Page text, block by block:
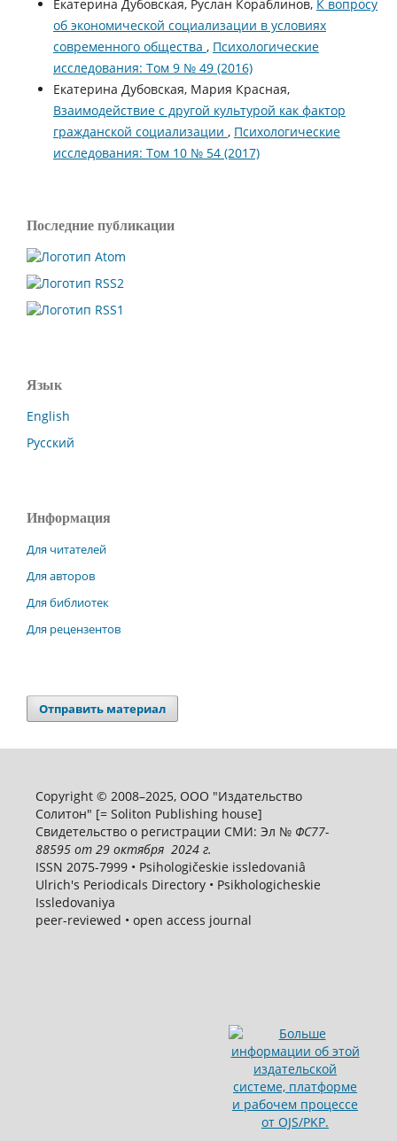
Екатерина Дубовская, Руслан Кораблинов, К вопросу
об экономической социализации в условиях
современного общества , Психологические
исследования: Том 9 № 49 (2016)
Екатерина Дубовская, Мария Красная,
Взаимодействие с другой культурой как фактор
гражданской социализации , Психологические
исследования: Том 10 № 54 (2017)
Последние публикации
Язык
English
Русский
Информация
Для читателей
Для авторов
Для библиотек
Для рецензентов
Отправить материал
Copyright © 2008–2025, ООО "Издательство
Солитон" [= Soliton Publishing house]
Свидетельство о регистрации СМИ: Эл № ФС77-
88595от 29 октября 2024 г.
ISSN 2075-7999 • Psihologičeskie issledovaniâ
Ulrich's Periodicals Directory • Psikhologicheskie
Issledovaniya
peer-reviewed • open access journal